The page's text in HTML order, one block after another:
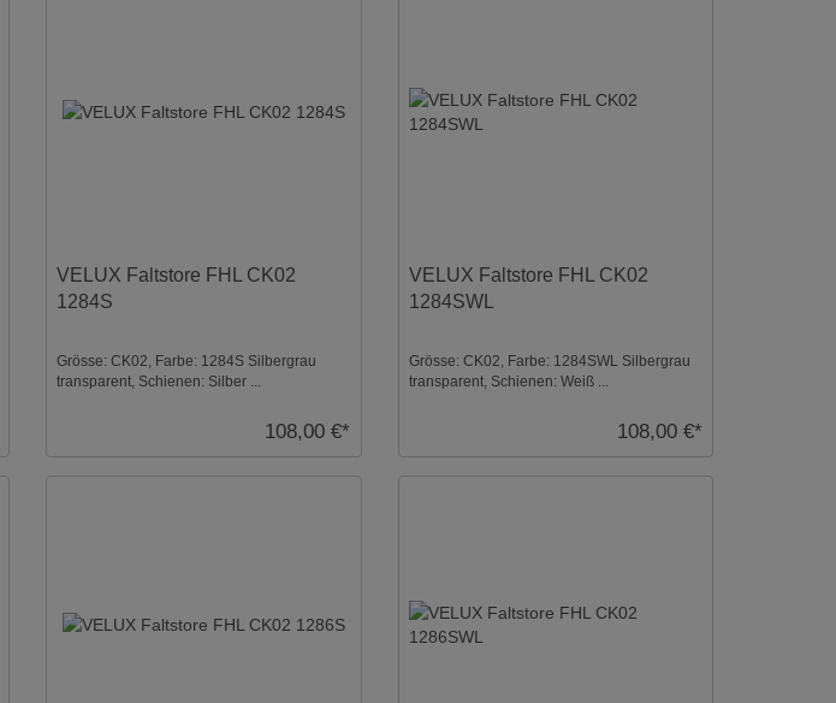
VELUX Faltstore FHL CK02
1284S
Grösse: CK02, Farbe: 1284S Silbergrau
transparent, Schienen: Silber ...
108,00 €*
VELUX Faltstore FHL CK02
1284SWL
Grösse: CK02, Farbe: 1284SWL Silbergrau
transparent, Schienen: Weiß ...
108,00 €*